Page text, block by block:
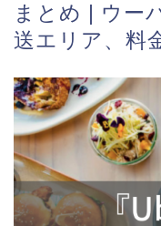
まとめ | ウー
送エリア、料